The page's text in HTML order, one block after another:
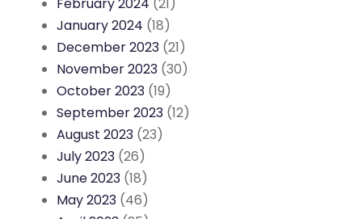
February 2024 (21)
January 2024 (18)
December 2023 (21)
November 2023 (30)
October 2023 (19)
September 2023 (12)
August 2023 (23)
July 2023 (26)
June 2023 (18)
May 2023 (46)